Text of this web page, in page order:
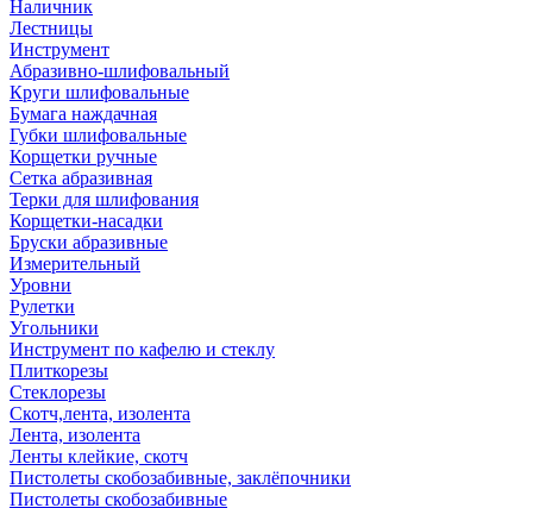
Наличник
Лестницы
Инструмент
Абразивно-шлифовальный
Круги шлифовальные
Бумага наждачная
Губки шлифовальные
Корщетки ручные
Сетка абразивная
Терки для шлифования
Корщетки-насадки
Бруски абразивные
Измерительный
Уровни
Рулетки
Угольники
Инструмент по кафелю и стеклу
Плиткорезы
Стеклорезы
Скотч,лента, изолента
Лента, изолента
Ленты клейкие, скотч
Пистолеты скобозабивные, заклёпочники
Пистолеты скобозабивные